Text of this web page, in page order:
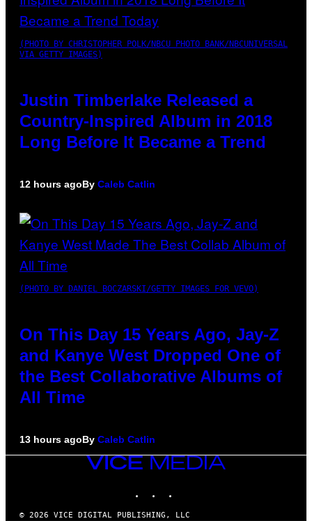
(PHOTO BY CHRISTOPHER POLK/NBCU PHOTO BANK/NBCUNIVERSAL
VIA GETTY IMAGES)
Justin Timberlake Released a
Country-Inspired Album in 2018
Long Before It Became a Trend
12 hours agoBy Caleb Catlin
(PHOTO BY DANIEL BOCZARSKI/GETTY IMAGES FOR VEVO)
On This Day 15 Years Ago, Jay-Z
and Kanye West Dropped One of
the Best Collaborative Albums of
All Time
13 hours agoBy Caleb Catlin
VICE
© 2026 VICE DIGITAL PUBLISHING, LLC